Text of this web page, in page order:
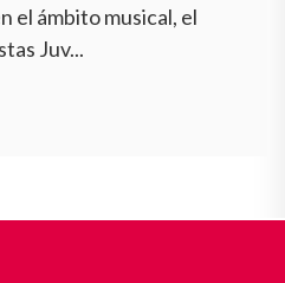
el ámbito musical, el
Juv...